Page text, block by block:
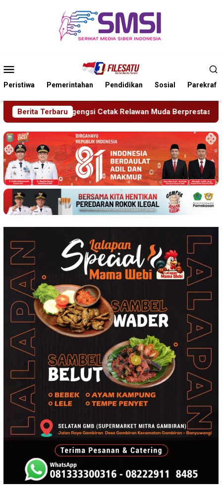
Mobile
Peristiwa Pemerintahan Pendidikan Sosial Parekraf
Berita Terbaru
Relawan Muda Berprestasi Imigrasi Ponorogo